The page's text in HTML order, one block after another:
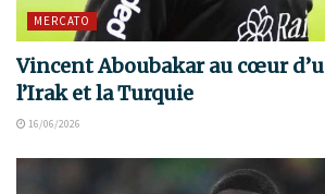
MERCATO
Vincent Aboubakar au cœur
l’Irak et la Turquie
16/06/2026